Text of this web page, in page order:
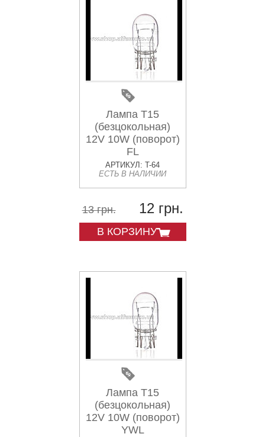
Лампа Т15
(безцокольная)
12V 10W (поворот)
FL
АРТИКУЛ: T-64
ЕСТЬ В НАЛИЧИИ
13 грн. 12 грн.
В КОРЗИНУ
Лампа Т15
(безцокольная)
12V 10W (поворот)
YWL